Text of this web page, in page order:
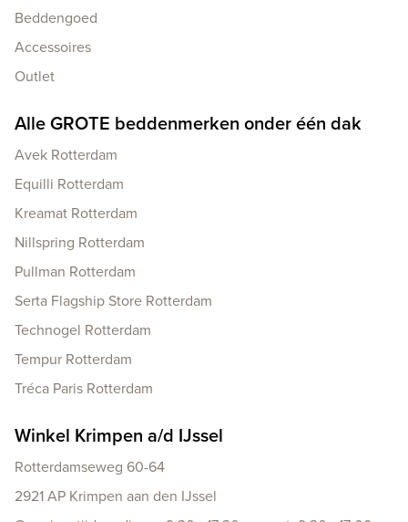
Beddengoed
Accessoires
Outlet
Alle GROTE beddenmerken onder één dak
Avek Rotterdam
Equilli Rotterdam
Kreamat Rotterdam
Nillspring Rotterdam
Pullman Rotterdam
Serta Flagship Store Rotterdam
Technogel Rotterdam
Tempur Rotterdam
Tréca Paris Rotterdam
Winkel Krimpen a/d IJssel
Rotterdamseweg 60-64
2921 AP Krimpen aan den IJssel